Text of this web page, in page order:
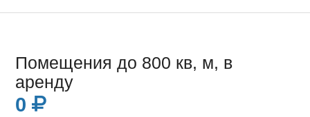
Помещения до 800 кв, м, в
аренду
0